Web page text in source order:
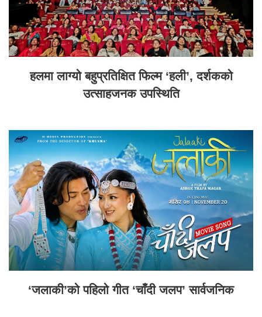
हलमा लाग्यो बहुप्रतिक्षित फिल्म ‘हली’, दर्शकको
उत्साहजनक उपस्थिति
‘जलाकी’को पहिलो गीत ‘चाँदी जलप’ सार्वजनिक